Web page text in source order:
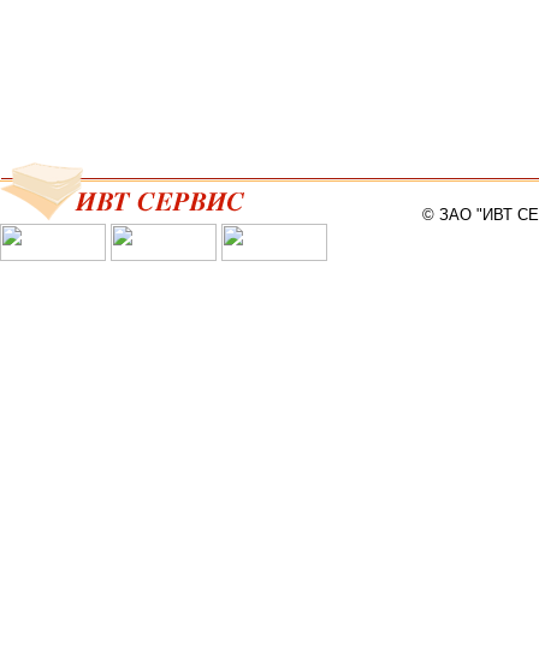
© ЗАО "ИВТ